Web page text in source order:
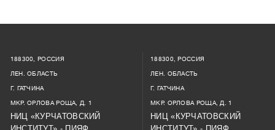
188300, РОССИЯ
ЛЕН. ОБЛАСТЬ
Г. ГАТЧИНА
МКР. ОРЛОВА РОЩА, Д. 1
НИЦ «КУРЧАТОВСКИЙ
188300, РОССИЯ
ЛЕН. ОБЛАСТЬ
Г. ГАТЧИНА
МКР. ОРЛОВА РОЩА, Д. 1
НИЦ «КУРЧАТОВСКИЙ